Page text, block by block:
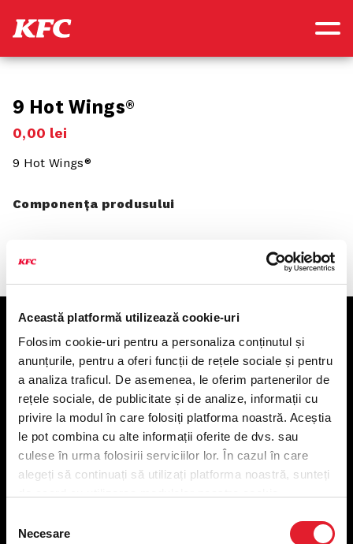
Această platformă utilizează cookie-uri
Folosim cookie-uri pentru a personaliza conținutul și
anunțurile, pentru a oferi funcții de rețele sociale și pentru
a analiza traficul. De asemenea, le oferim partenerilor de
rețele sociale, de publicitate și de analize, informații cu
privire la modul în care folosiți platforma noastră. Aceștia
le pot combina cu alte informații oferite de dvs. sau
culese în urma folosirii serviciilor lor. În cazul în care
alegeți să continuați să utilizați platforma noastră, sunteți
consimțământului
Necesare
9 Hot Wings®
0,00 lei
9 Hot Wings®
Componența produsului
KFC
Meniu livrare
Meniu ridicare
Nutriționale și Alergeni
Abonare Newsletter
Contact
Utile
Politica privind prelucrarea datelor